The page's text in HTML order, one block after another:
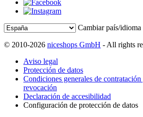
Cambiar país/idioma
© 2010-2026 niceshops GmbH - All rights
Aviso legal
Protección de datos
Condiciones generales de
revocación
Declaración de accesibilidad
Configuración de protección de datos